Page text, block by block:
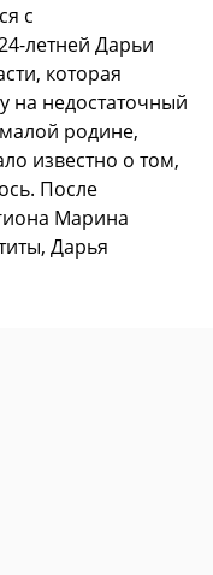
с
летней Дарьи
которая
на недостаточный
родине,
известно о том,
После
Марина
Дарья